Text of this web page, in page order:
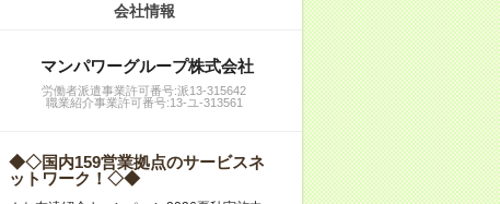
会社情報
マンパワーグループ株式会社
労働者派遣事業許可番号:派13-315642
職業紹介事業許可番号:13-ユ-313561
◆◇国内159営業拠点のサービスネ
ットワーク！◇◆